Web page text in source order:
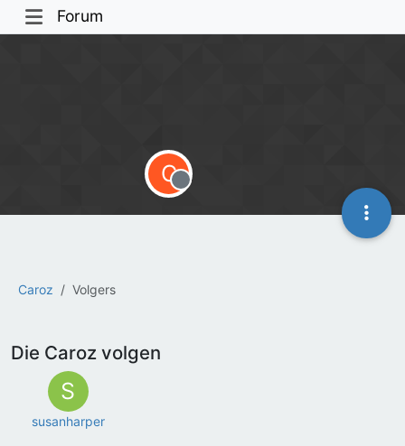
Forum
Caroz Volgers
C
Offline
Die Caroz volgen
S
susanharper